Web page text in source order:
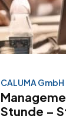
CALUMA GmbH
Stunde –